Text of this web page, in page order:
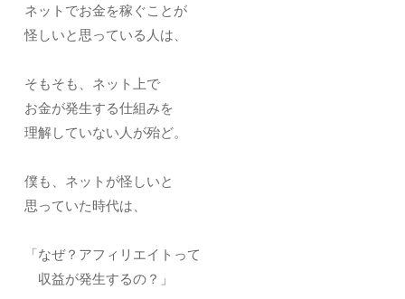
ネットでお金を稼ぐことが
怪しいと思っている人は、
そもそも、ネット上で
お金が発生する仕組みを
理解していない人が殆ど。
僕も、ネットが怪しいと
思っていた時代は、
「なぜ？アフィリエイトって
収益が発生するの？」